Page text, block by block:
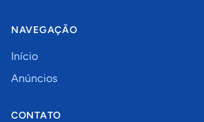
NAVEGAÇÃO
Início
Anúncios
CONTATO